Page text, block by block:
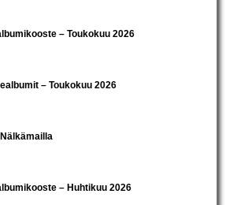
– Toukokuu 2026
– Toukokuu 2026
– Huhtikuu 2026